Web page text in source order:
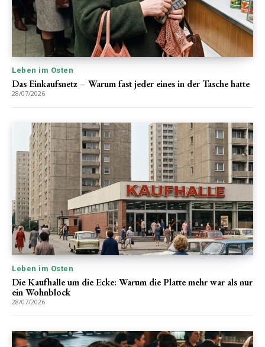
Leben im Osten
Das Einkaufsnetz – Warum fast jeder eines in der Tasche hatte
28/07/2026
Leben im Osten
Die Kaufhalle um die Ecke: Warum die Platte mehr war als nur
ein Wohnblock
28/07/2026